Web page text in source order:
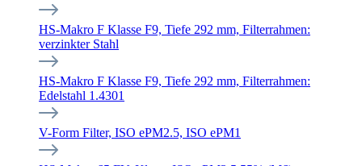
HS-Makro F Klasse F9, Tiefe 292 mm, Filterrahmen:
verzinkter Stahl
HS-Makro F Klasse F9, Tiefe 292 mm, Filterrahmen:
Edelstahl 1.4301
V-Form Filter, ISO ePM2.5, ISO ePM1